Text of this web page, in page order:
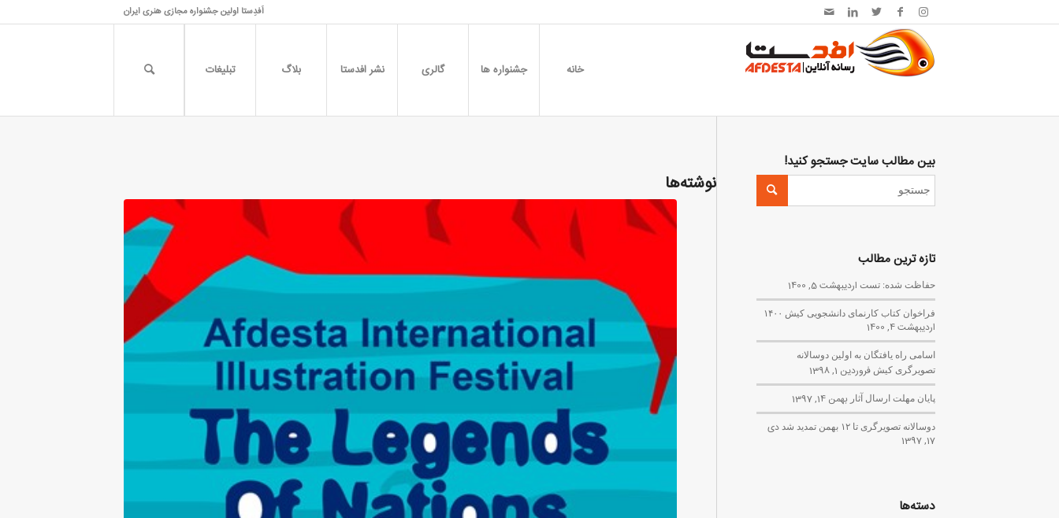
اَفدِستا اولین جشنواره مجازی هنری ایران
خانه جشنواره ها گالری نشر افدستا بلاگ تبلیغات
نوشته‌ها
بین مطالب سایت جستجو کنید!
تازه ترین مطالب
حفاظت شده: تست اردیبهشت 5, 1400
فراخوان کتاب کارنمای دانشجویی کیش ۱۴۰۰
اردیبهشت 4, 1400
اسامی راه یافتگان به اولین دوسالانه
تصویرگری کیش فروردین 1, 1398
پایان مهلت ارسال آثار بهمن 14, 1397
دوسالانه تصویرگری تا ۱۲ بهمن تمدید شد
دی
17, 1397
دسته‌ها